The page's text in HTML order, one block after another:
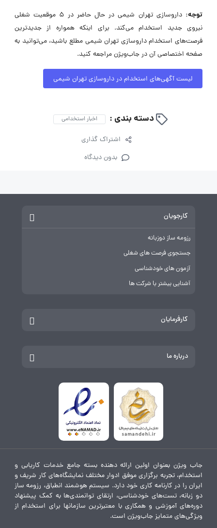
توجه:
داروسازی تهران شیمی در حال حاضر در ۵ موقعیت شغلی
نیروی جدید استخدام می‌کند. برای اینکه همواره از جدیدترین
فرصت‌های استخدام داروسازی تهران شیمی مطلع باشید، می‌توانید به
صفحه اختصاصی آن در جاب‌ویژن مراجعه کنید.
لیست آگهی‌های استخدام در داروسازی تهران شیمی
دسته بندی : اخبار استخدامی
اشتراک گذاری
بدون دیدگاه
کارجویان
رزومه ساز دوزبانه
جستجوی فرصت های شغلی
آزمون های خودشناسی
آشنایی بیشتر با شرکت ها
کارفرمایان
درباره ما
جاب ویژن بعنوان اولین ارائه دهنده بسته جامع خدمات کاریابی و
استخدام، تجربه برگزاری موفق ادوار مختلف نمایشگاه‌های کار شریف و
ایران را در کارنامه کاری خود دارد. سیستم هوشمند انطباق، رزومه ساز
دو زبانه، تست‌های خودشناسی، ارتقای توانمندی‌ها به کمک پیشنهاد
دوره‌های آموزشی و همکاری با معتبرترین سازمانها برای استخدام از
ویژگی‌های متمایز جاب‌ویژن است.